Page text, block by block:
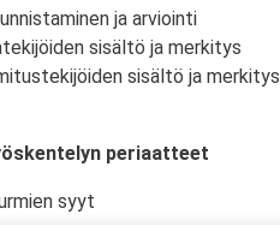
ja arviointi
sisältö ja merkitys
sisältö ja merkitys
periaatteet
syyt